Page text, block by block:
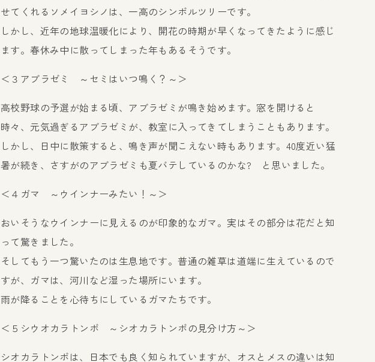
せてくれるソメイヨシノは、一高のシンボルツリーです。
しかし、近年の地球温暖化により、開花の時期が早くなってきたように感じ
ます。春休み中に散ってしまった年もあるそうです。
＜３アブラゼミ ～セミはいつ鳴く？～＞
高校野球の予選が始まる頃、アブラゼミが鳴き始めます。窓を開けると
時々、元気過ぎるアブラゼミが、教室に入ってきてしまうこともあります。
しかし、日中に散策すると、鳴き声が聞こえない時もあります。40度近い猛
暑が続き、さすがのアブラゼミも夏バテしているのかな? と思いました。
＜４ガマ ～ウインナーみたい！～＞
おいそうなウインナーに見えるのが印象的なガマ。実はその部分は花だと知
って驚きました。
そしてもう一つ驚いたのは生息地です。普通の雑草は道端に生えているので
すが、ガマは、河川など湿った場所にいます。
雨が降ることを心待ちにしているガマたちです。
＜５シウオカラトンボ ～シオカラトンボの見分け方～＞
シオカラトンボは、日本でも良く知られていますが、オスとメスの違いは知